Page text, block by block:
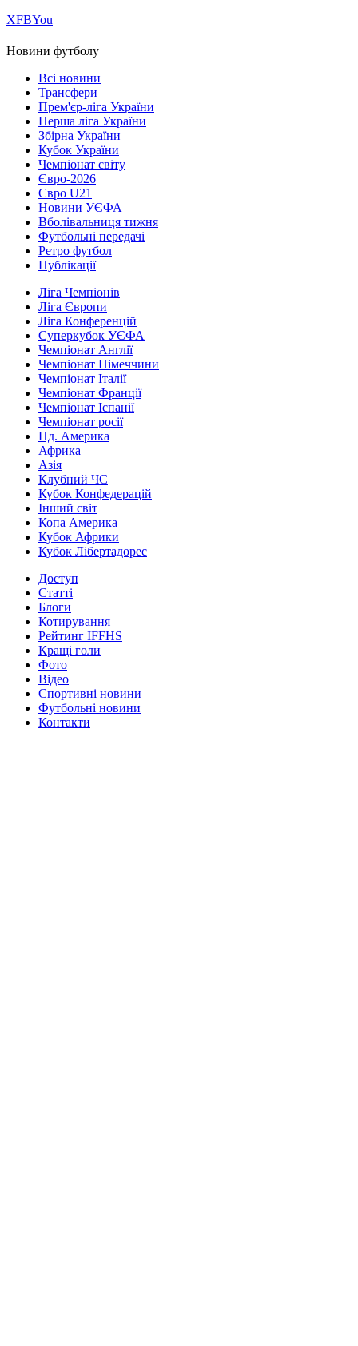
ХFBYou
Новини футболу
Всі новини
Трансфери
Прем'єр-ліга України
Перша ліга України
Збірна України
Кубок України
Чемпіонат світу
Євро-2026
Євро U21
Новини УЄФА
Вболівальниця тижня
Футбольні передачі
Ретро футбол
Публікації
Ліга Чемпіонів
Ліга Європи
Ліга Конференцій
Суперкубок УЄФА
Чемпіонат Англії
Чемпіонат Німеччини
Чемпіонат Італії
Чемпіонат Франції
Чемпіонат Іспанії
Чемпіонат росії
Пд. Америка
Африка
Азія
Клубний ЧС
Кубок Конфедерацій
Інший світ
Копа Америка
Кубок Африки
Кубок Лібертадорес
Доступ
Статті
Блоги
Котирування
Рейтинг IFFHS
Кращі голи
Фото
Відео
Спортивні новини
Футбольні новини
Контакти